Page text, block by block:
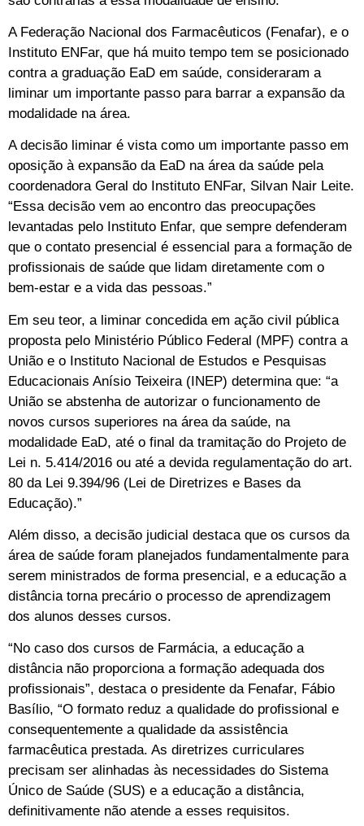
A Federação Nacional dos Farmacêuticos (Fenafar), e o
Instituto ENFar, que há muito tempo tem se posicionado
contra a graduação EaD em saúde, consideraram a
liminar um importante passo para barrar a expansão da
modalidade na área.
A decisão liminar é vista como um importante passo em
oposição à expansão da EaD na área da saúde pela
coordenadora Geral do Instituto ENFar, Silvan Nair Leite.
“Essa decisão vem ao encontro das preocupações
levantadas pelo Instituto Enfar, que sempre defenderam
que o contato presencial é essencial para a formação de
profissionais de saúde que lidam diretamente com o
bem-estar e a vida das pessoas.”
Em seu teor, a liminar concedida em ação civil pública
proposta pelo Ministério Público Federal (MPF) contra a
União e o Instituto Nacional de Estudos e Pesquisas
Educacionais Anísio Teixeira (INEP) determina que: “a
União se abstenha de autorizar o funcionamento de
novos cursos superiores na área da saúde, na
modalidade EaD, até o final da tramitação do Projeto de
Lei n. 5.414/2016 ou até a devida regulamentação do art.
80 da Lei 9.394/96 (Lei de Diretrizes e Bases da
Educação).”
Além disso, a decisão judicial destaca que os cursos da
área de saúde foram planejados fundamentalmente para
serem ministrados de forma presencial, e a educação a
distância torna precário o processo de aprendizagem
dos alunos desses cursos.
“No caso dos cursos de Farmácia, a educação a
distância não proporciona a formação adequada dos
profissionais”, destaca o presidente da Fenafar, Fábio
Basílio, “O formato reduz a qualidade do profissional e
consequentemente a qualidade da assistência
farmacêutica prestada. As diretrizes curriculares
precisam ser alinhadas às necessidades do Sistema
Único de Saúde (SUS) e a educação a distância,
definitivamente não atende a esses requisitos.